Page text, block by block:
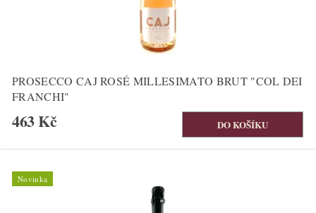
PROSECCO CAJ ROSÉ MILLESIMATO BRUT "COL DEI
FRANCHI"
463 Kč
Novinka